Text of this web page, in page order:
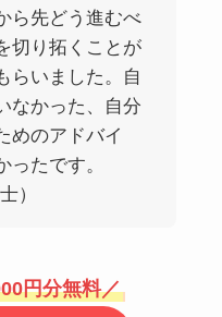
ら先どう進むべ
切り拓くことが
らいました。自
なかった、自分
めのアドバイ
ったです。
）
円分無料／